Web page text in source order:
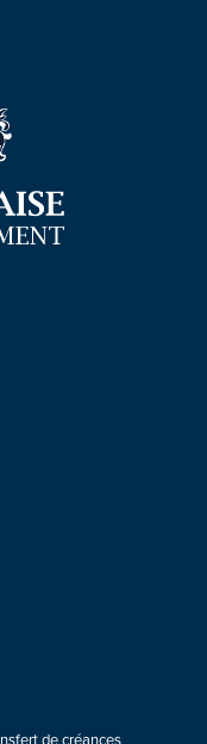
de créances